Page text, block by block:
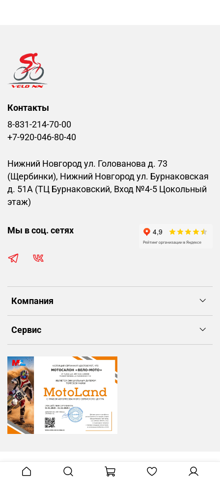
Компания
Сервис
Контакты
8-831-214-70-00
+7-920-046-80-40
Нижний Новгород ул. Голованова д. 73
(Щербинки), Нижний Новгород ул. Бурнаковская
д. 51А (ТЦ Бурнаковский, Вход №4-5 Цокольный
этаж)
Мы в соц. сетях